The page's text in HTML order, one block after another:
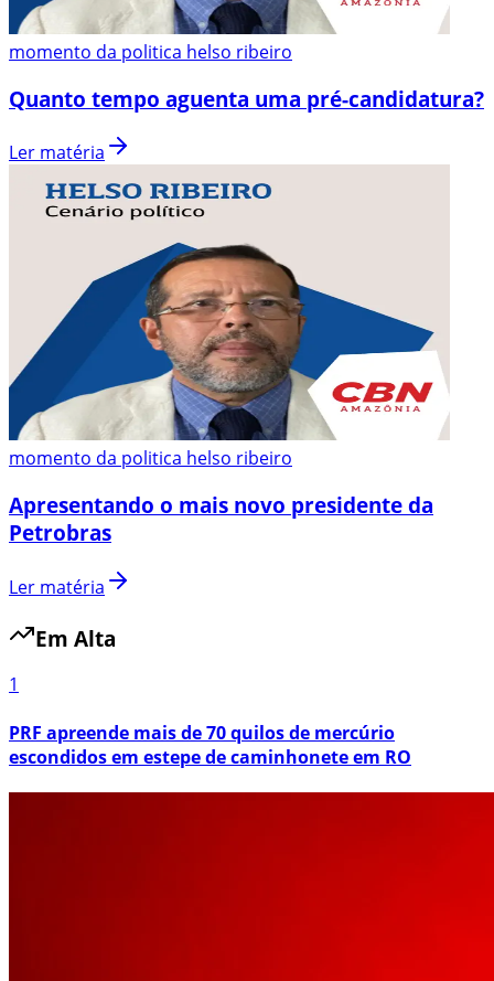
momento da politica helso ribeiro
Quanto tempo aguenta uma pré-candidatura?
Ler matéria
momento da politica helso ribeiro
Apresentando o mais novo presidente da
Petrobras
Ler matéria
Em Alta
1
PRF apreende mais de 70 quilos de mercúrio
escondidos em estepe de caminhonete em RO